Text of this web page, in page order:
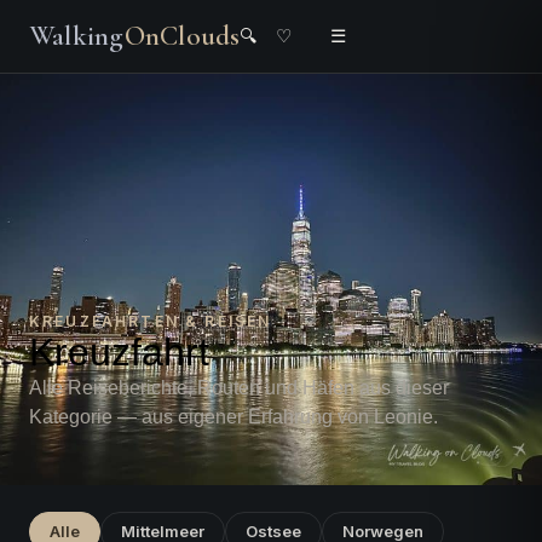
WalkingOnClouds🔍 ♡ ☰
KREUZFAHRTEN & REISEN
Kreuzfahrt
Alle Reiseberichte, Routen und Häfen aus dieser
Kategorie — aus eigener Erfahrung von Leonie.
Alle Mittelmeer Ostsee Norwegen